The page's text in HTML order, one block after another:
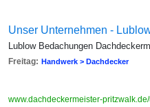
Unser Unternehmen -
Lublow Bedachungen
Freitag: Handwerk > Dachdecker
www.dachdeckermeister-